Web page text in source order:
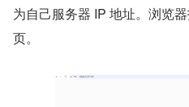
为自己服务器 IP 地址。浏览
页。